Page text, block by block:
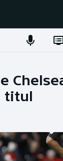
titul